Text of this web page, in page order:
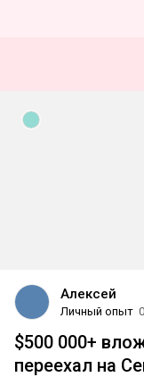
Алексей
Личный опыт
$500 000+
переехал на